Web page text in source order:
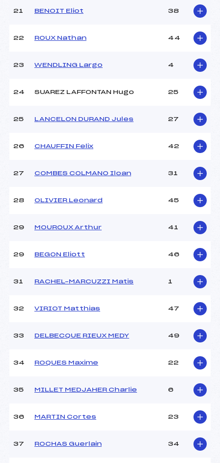
21 BENOIT Eliot 38
22 ROUX Nathan 44
23 WENDLING Largo 4
24 SUAREZ LAFFONTAN Hugo 25
25 LANCELON DURAND Jules 27
26 CHAUFFIN Felix 42
27 COMBES COLMANO Iloan 31
28 OLIVIER Leonard 45
29 MOUROUX Arthur 41
29 BEGON Eliott 46
31 RACHEL–MARCUZZI Matis 1
32 VIRIOT Matthias 47
33 DELBECQUE RIEUX MEDY 49
34 ROQUES Maxime 22
35 MILLET MEDJAHER Charlie 6
36 MARTIN Cortes 23
37 ROCHAS Guerlain 34